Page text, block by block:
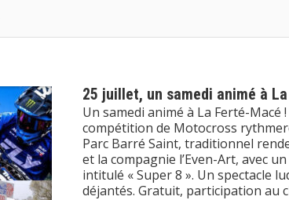
25 juillet, un samedi animé à
Un samedi animé à La Ferté-Macé
compétition de Motocross
Parc Barré Saint, traditionnel
et la compagnie l’Even-Art, avec
intitulé « Super 8 ». Un spectacle
déjantés. Gratuit, participation au